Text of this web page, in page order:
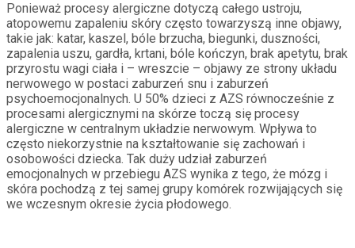
Ponieważ procesy alergiczne dotyczą całego ustroju,
atopowemu zapaleniu skóry często towarzyszą inne objawy,
takie jak: katar, kaszel, bóle brzucha, biegunki, duszności,
zapalenia uszu, gardła, krtani, bóle kończyn, brak apetytu, brak
przyrostu wagi ciała i – wreszcie – objawy ze strony układu
nerwowego w postaci zaburzeń snu i zaburzeń
psychoemocjonalnych. U 50% dzieci z AZS równocześnie z
procesami alergicznymi na skórze toczą się procesy
alergiczne w centralnym układzie nerwowym. Wpływa to
często niekorzystnie na kształtowanie się zachowań i
osobowości dziecka. Tak duży udział zaburzeń
emocjonalnych w przebiegu AZS wynika z tego, że mózg i
skóra pochodzą z tej samej grupy komórek rozwijających się
we wczesnym okresie życia płodowego.